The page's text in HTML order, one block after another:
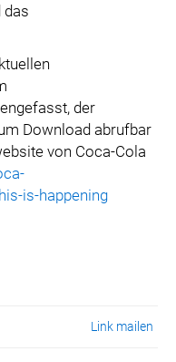
das
der
Download abrufbar
von Coca-Cola
is-happening
Link mailen